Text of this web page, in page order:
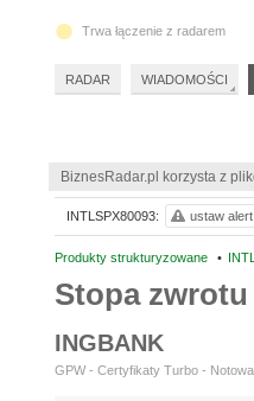
BiznesRadar.pl korzysta z
Produkty strukturyzowane •
Stopa zwrotu
INGBANK
GPW - Certyfikaty Turbo -
INTLSPX80093: ustaw alert
Trwa łączenie z radarem
RADAR WIADOMOŚCI